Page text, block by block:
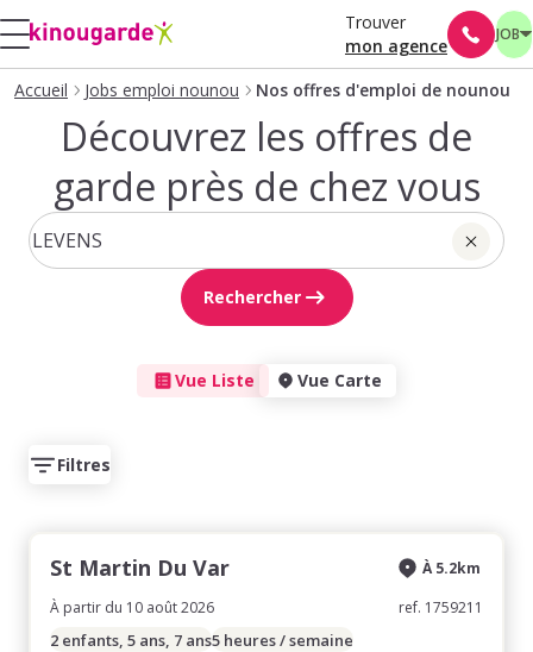
Trouver
mon agence
JOB
Accueil Jobs emploi nounou Nos offres d'emploi de nounou
Découvrez les offres de
garde près de chez vous
Rechercher
Vue Liste Vue Carte
Filtres
St Martin Du Var
À partir du 10 août 2026
À 5.2km
ref. 1759211
2 enfants, 5 ans, 7 ans5 heures / semaine